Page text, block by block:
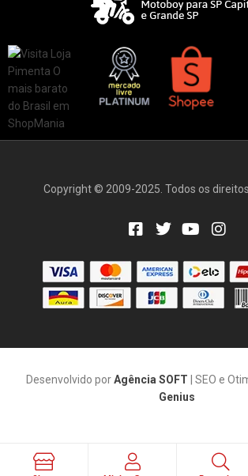
Copyright © 2009-2025. Todos os
Desenvolvido porAgência SOFT | SEO e
Genius